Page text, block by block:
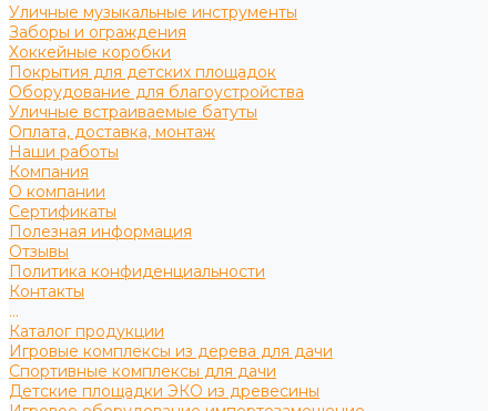
Уличные музыкальные инструменты
Заборы и ограждения
Хоккейные коробки
Покрытия для детских площадок
Оборудование для благоустройства
Уличные встраиваемые батуты
Оплата, доставка, монтаж
Наши работы
Компания
О компании
Сертификаты
Полезная информация
Отзывы
Политика конфиденциальности
Контакты
...
Каталог продукции
Игровые комплексы из дерева для дачи
Спортивные комплексы для дачи
Детские площадки ЭКО из древесины